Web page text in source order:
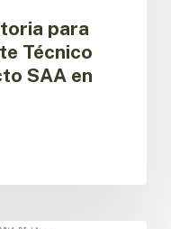
para
Técnico
SAA en